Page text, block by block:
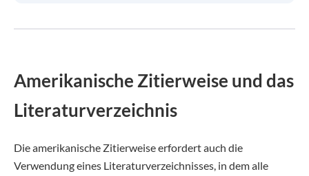
Amerikanische Zitierweise und das
Literaturverzeichnis
Die amerikanische Zitierweise erfordert auch die
Verwendung eines Literaturverzeichnisses, in dem alle